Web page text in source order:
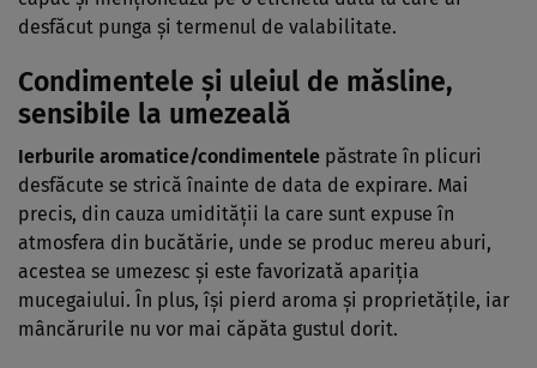
desfăcut punga și termenul de valabilitate.
Condimentele și uleiul de măsline,
sensibile la umezeală
Ierburile aromatice/condimentele păstrate în plicuri
desfăcute se strică înainte de data de expirare. Mai
precis, din cauza umidității la care sunt expuse în
atmosfera din bucătărie, unde se produc mereu aburi,
acestea se umezesc și este favorizată apariția
mucegaiului. În plus, își pierd aroma și proprietățile, iar
mâncărurile nu vor mai căpăta gustul dorit.